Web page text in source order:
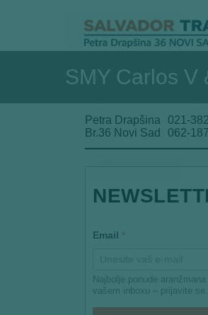
SMY Carlos V
Petra Drapšina
Br.36 Novi Sad
021-
062-
m
E
m
a
Email *
Najbolje ponude aranžmana
vašem inboxu – prijavite se.